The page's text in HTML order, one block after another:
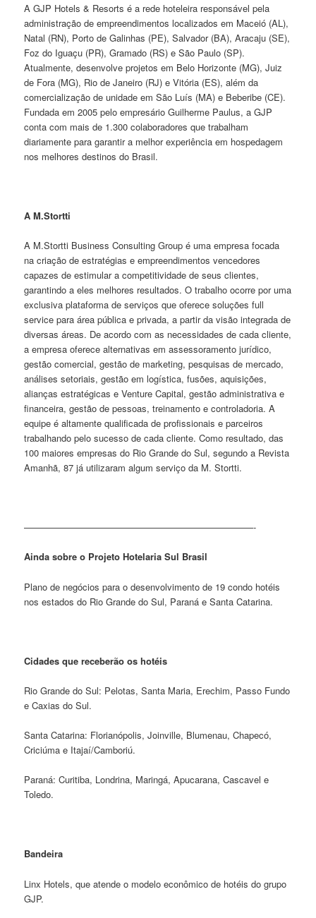
A GJP Hotels & Resorts é a rede hoteleira responsável pela
administração de empreendimentos localizados em Maceió (AL),
Natal (RN), Porto de Galinhas (PE), Salvador (BA), Aracaju (SE),
Foz do Iguaçu (PR), Gramado (RS) e São Paulo (SP).
Atualmente, desenvolve projetos em Belo Horizonte (MG), Juiz
de Fora (MG), Rio de Janeiro (RJ) e Vitória (ES), além da
comercialização de unidade em São Luís (MA) e Beberibe (CE).
Fundada em 2005 pelo empresário Guilherme Paulus, a GJP
conta com mais de 1.300 colaboradores que trabalham
diariamente para garantir a melhor experiência em hospedagem
nos melhores destinos do Brasil.
A M.Stortti
A M.Stortti Business Consulting Group é uma empresa focada
na criação de estratégias e empreendimentos vencedores
capazes de estimular a competitividade de seus clientes,
garantindo a eles melhores resultados. O trabalho ocorre por uma
exclusiva plataforma de serviços que oferece soluções full
service para área pública e privada, a partir da visão integrada de
diversas áreas. De acordo com as necessidades de cada cliente,
a empresa oferece alternativas em assessoramento jurídico,
gestão comercial, gestão de marketing, pesquisas de mercado,
análises setoriais, gestão em logística, fusões, aquisições,
alianças estratégicas e Venture Capital, gestão administrativa e
financeira, gestão de pessoas, treinamento e controladoria. A
equipe é altamente qualificada de profissionais e parceiros
trabalhando pelo sucesso de cada cliente. Como resultado, das
100 maiores empresas do Rio Grande do Sul, segundo a Revista
Amanhã, 87 já utilizaram algum serviço da M. Stortti.
—————————————————————————-
Ainda sobre o Projeto Hotelaria Sul Brasil
Plano de negócios para o desenvolvimento de 19 condo hotéis
nos estados do Rio Grande do Sul, Paraná e Santa Catarina.
Cidades que receberão os hotéis
Rio Grande do Sul: Pelotas, Santa Maria, Erechim, Passo Fundo
e Caxias do Sul.
Santa Catarina: Florianópolis, Joinville, Blumenau, Chapecó,
Criciúma e Itajaí/Camboriú.
Paraná: Curitiba, Londrina, Maringá, Apucarana, Cascavel e
Toledo.
Bandeira
Linx Hotels, que atende o modelo econômico de hotéis do grupo
GJP.